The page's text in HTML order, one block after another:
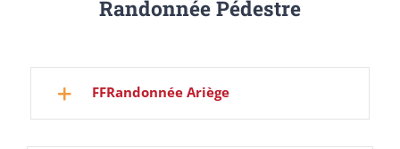
Randonnée Pédestre
FFRandonnée Ariège